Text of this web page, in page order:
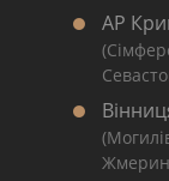
АР